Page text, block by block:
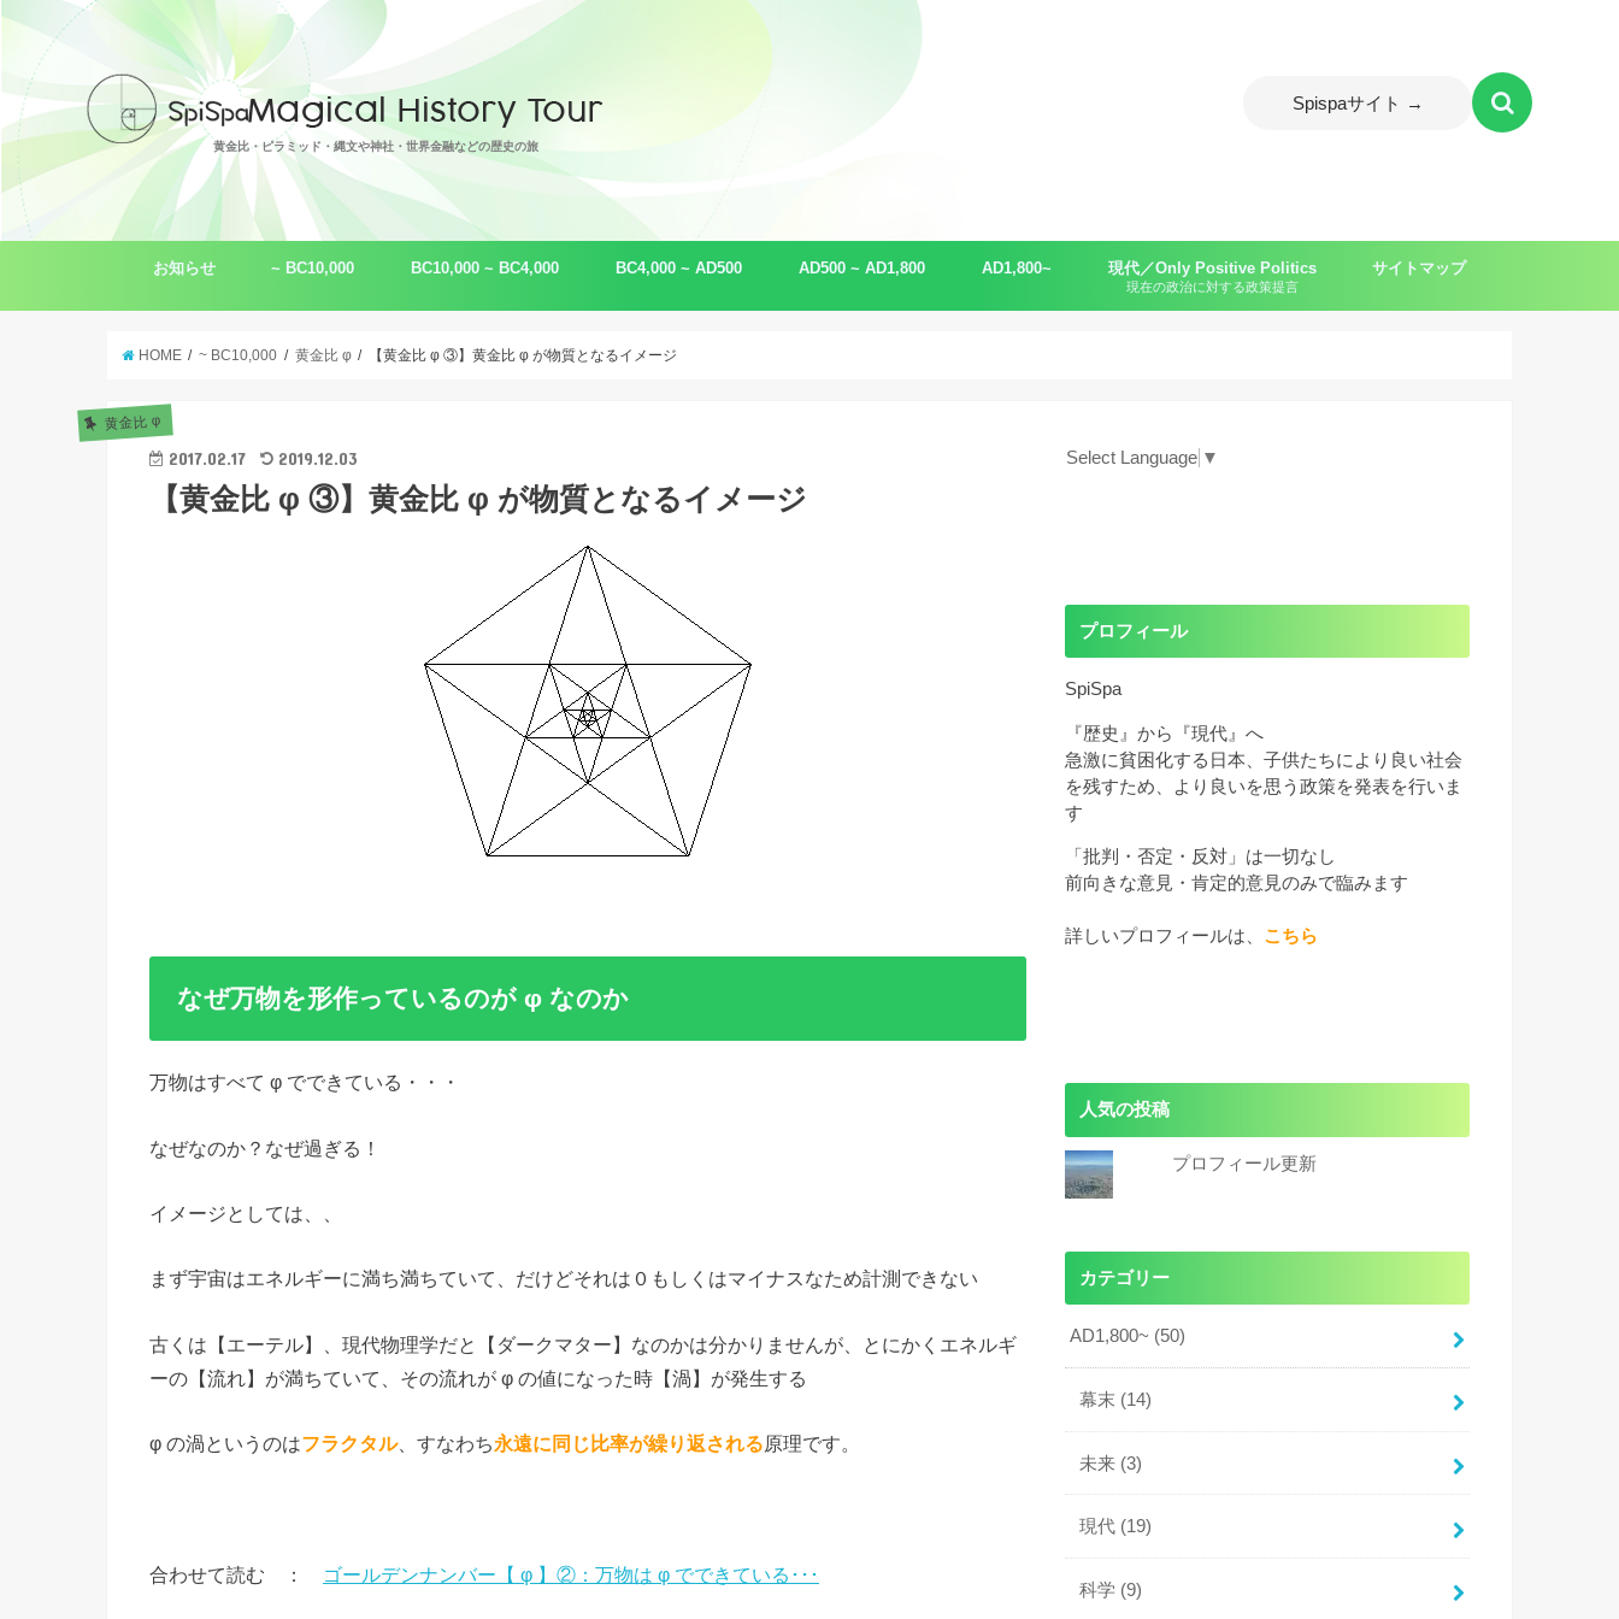
黄金比・ピラミッド・縄文や神社・世界金融などの歴史の旅
お知らせ ~ BC10,000 BC10,000 ~ BC4,000 BC4,000 ~ AD500 AD500 ~ AD1,800 AD1,800~ 現代／Only Positive Politics
現在の政治に対する政策提言
サイトマップ
Spispaサイト →
HOME ~ BC10,000 黄金比 φ 【黄金比 φ ③】黄金比 φ が物質となるイメージ
黄金比 φ
2017.02.17 2019.12.03
【黄金比 φ ③】黄金比 φ が物質となるイメージ
なぜ万物を形作っているのが φ なのか
万物はすべて φ でできている・・・
なぜなのか？なぜ過ぎる！
イメージとしては、、
まず宇宙はエネルギーに満ち満ちていて、だけどそれは０もしくはマイナスなため計測できない
古くは【エーテル】、現代物理学だと【ダークマター】なのかは分かりませんが、とにかくエネルギ
ーの【流れ】が満ちていて、その流れが φ の値になった時【渦】が発生する
φ の渦というのはフラクタル、すなわち永遠に同じ比率が繰り返される原理です。
合わせて読む ： ゴールデンナンバー【 φ 】②：万物は φ でできている･･･
Select Language ▼
プロフィール
SpiSpa
『歴史』から『現代』へ
急激に貧困化する日本、子供たちにより良い社会
を残すため、より良いを思う政策を発表を行いま
す
「批判・否定・反対」は一切なし
前向きな意見・肯定的意見のみで臨みます
詳しいプロフィールは、 こちら
人気の投稿
プロフィール更新
カテゴリー
AD1,800~ (50)
幕末 (14)
未来 (3)
現代 (19)
科学 (9)